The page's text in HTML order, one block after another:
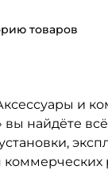
товаров
и
вы найдёте